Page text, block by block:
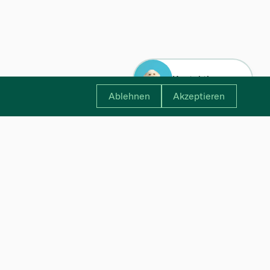
Kontaktiere uns
Ablehnen
Akzeptieren